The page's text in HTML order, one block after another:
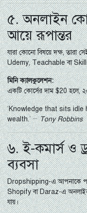
৫. অনলাইন
আয়ে রূপান্তর
যারা কোনো বিষয়ে দক্ষ, তারা
Udemy, Teachable বা
মিনি ক্যালকুলেশন:
একটি কোর্সের দাম $20 হলে,
“Knowledge that sits
wealth.” —Tony Robbins
৬. ই-কমার্স ও
ব্যবসা
Dropshipping-এ আপনাকে
Shopify বা Daraz-এ অনলাইন
যায়।